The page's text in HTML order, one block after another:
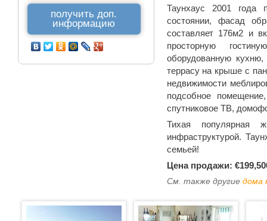
получить доп.
информацию
Таунхаус 2001 года
состоянии, фасад
составляет 176м2 и
просторную
оборудованную
террасу на крыше с
недвижимости
подсобное
спутниковое ТВ,
Тихая популярная
инфраструктурой.
семьей!
Цена продажи:
См. также другие дома